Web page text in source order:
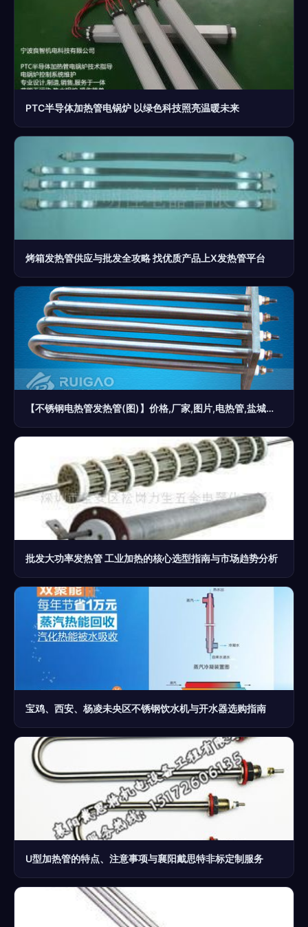
PTC半导体加热管电锅炉 以绿色科技照亮温暖未来
烤箱发热管供应与批发全攻略 找优质产品上X发热管平台
【不锈钢电热管发热管(图)】价格,厂家,图片,电热管,盐城市瑞高电热设备-
批发大功率发热管 工业加热的核心选型指南与市场趋势分析
宝鸡、西安、杨凌未央区不锈钢饮水机与开水器选购指南
U型加热管的特点、注意事项与襄阳戴思特非标定制服务